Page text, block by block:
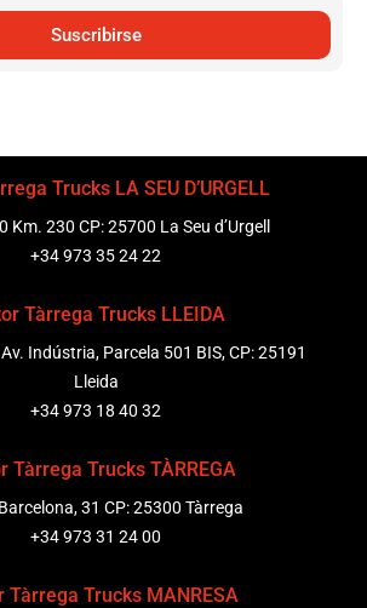
Suscribirse
Trucks LA SEU D’URGELL
Km. 230 CP: 25700 La Seu d’Urgell
+34 973 35 24 22
Tàrrega Trucks LLEIDA
Indústria, Parcela 501 BIS, CP: 25191
Lleida
+34 973 18 40 32
Tàrrega Trucks TÀRREGA
31 CP: 25300 Tàrrega
+34 973 31 24 00
Tàrrega Trucks MANRESA